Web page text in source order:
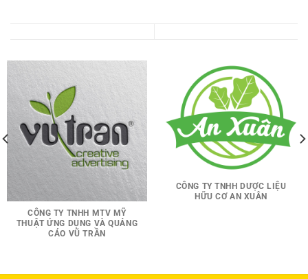
CÔNG TY TNHH MTV MỸ
THUẬT ỨNG DỤNG VÀ QUẢNG
CÁO VŨ TRẦN
CÔNG TY TNHH DƯỢC LIỆU
HỮU CƠ AN XUÂN